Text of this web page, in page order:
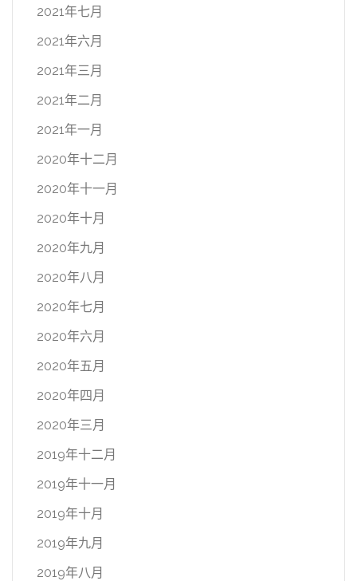
2021年七月
2021年六月
2021年三月
2021年二月
2021年一月
2020年十二月
2020年十一月
2020年十月
2020年九月
2020年八月
2020年七月
2020年六月
2020年五月
2020年四月
2020年三月
2019年十二月
2019年十一月
2019年十月
2019年九月
2019年八月